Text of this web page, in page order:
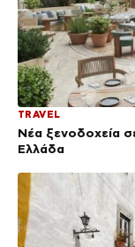
TRAVEL
Νέα ξενοδοχεία
Ελλάδα